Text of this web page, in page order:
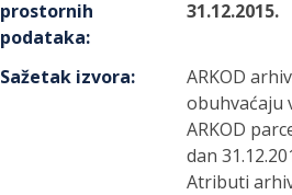
prostornih
podataka:
31.12.2015.
Sažetak izvora:
ARKOD
obuhvaćaju
ARKOD
dan
Atributi